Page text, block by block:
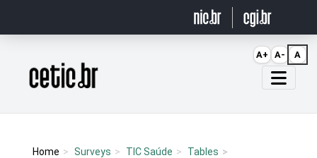
Página inicial
Home Surveys TIC Saúde Tables
A+ A- A